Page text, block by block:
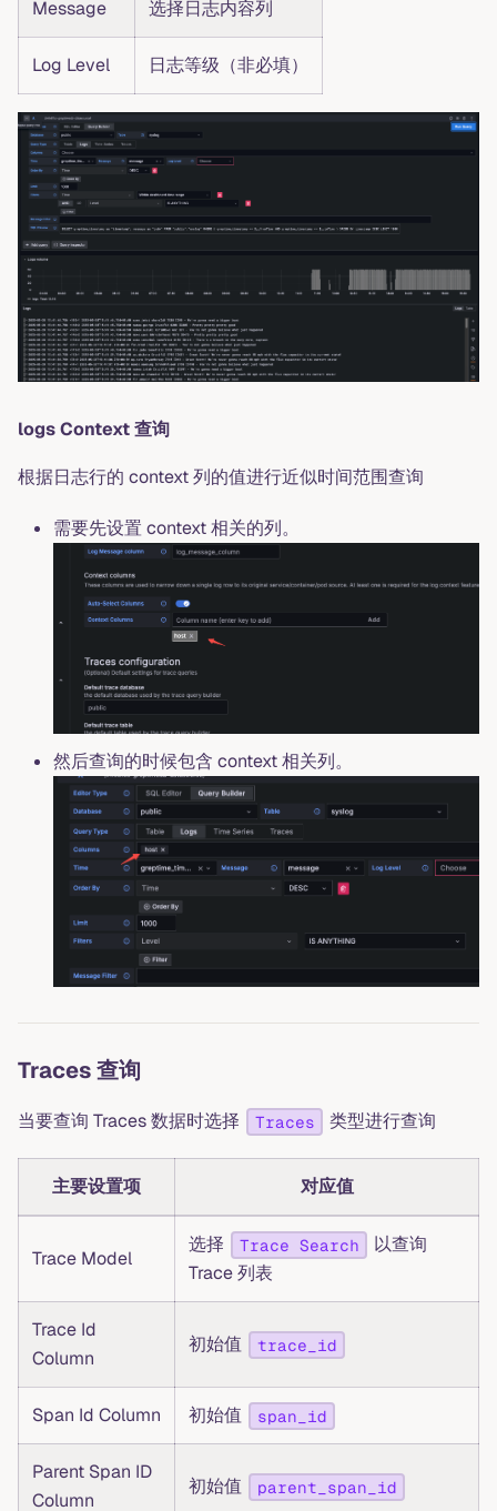
Message 选择日志内容列
Log Level 日志等级（非必填）
logs Context 查询
根据日志行的 context 列的值进行近似时间范围查询
需要先设置 context 相关的列。
然后查询的时候包含 context 相关列。
Traces 查询
当要查询 Traces 数据时选择 Traces 类型进行查询
主要设置项 对应值
Trace Model
选择 Trace Search
以查询
Trace 列表
Trace Id
Column
初始值 trace_id
Span Id Column 初始值 span_id
Parent Span ID
Column
初始值 parent_span_id